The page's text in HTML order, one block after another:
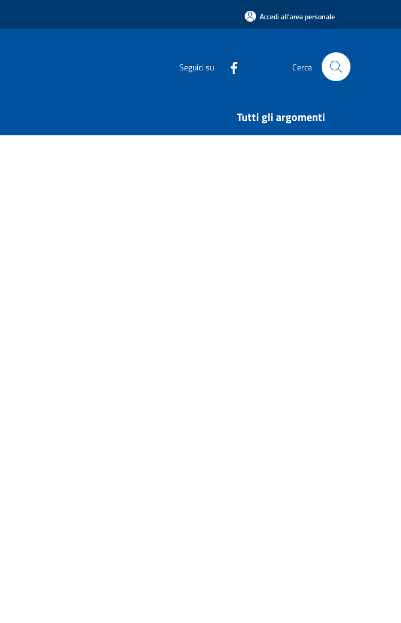
Accedi all'area personale
Seguici su Cerca
Tutti gli argomenti